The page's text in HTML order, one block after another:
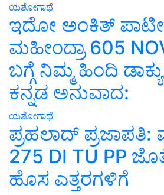
ಯಶೋಗಾಥೆ
ಇದೋ ಅಂಕಿತ್
ಮಹೀಂದ್ರಾ 605
ಬಗ್ಗೆ ನಿಮ್ಮ ಹಿಂದಿ
ಕನ್ನಡ ಅನುವಾದ:
ಯಶೋಗಾಥೆ
ಪ್ರಹಲಾದ್ ಪ್ರಜಾಪತಿ:
275 DI TU PP
ಹೊಸ ಎತ್ತರಗಳಿಗೆ